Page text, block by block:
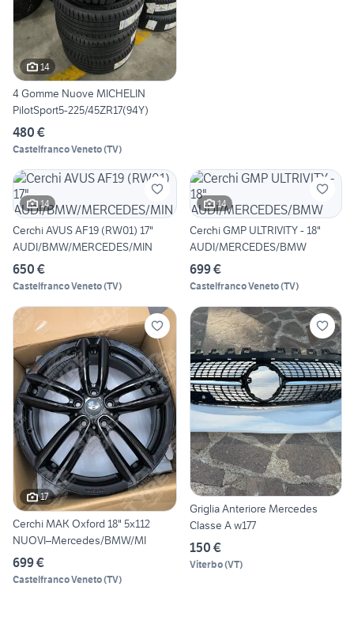
14
4 Gomme Nuove MICHELIN
PilotSport5-225/45ZR17(94Y)
480 €
Castelfranco Veneto(TV)
14
Cerchi AVUS AF19 (RW01) 17"
AUDI/BMW/MERCEDES/MIN
650 €
Castelfranco Veneto(TV)
14
Cerchi GMP ULTRIVITY - 18"
AUDI/MERCEDES/BMW
699 €
Castelfranco Veneto(TV)
17
Cerchi MAK Oxford 18" 5x112
NUOVI–Mercedes/BMW/MI
699 €
Castelfranco Veneto(TV)
Griglia Anteriore Mercedes
Classe A w177
150 €
Viterbo(VT)